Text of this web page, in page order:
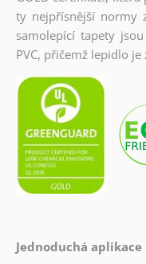
ty nejpřísnější normy
samolepící tapety
PVC, přičemž lepidlo
Jednoduchá aplikace